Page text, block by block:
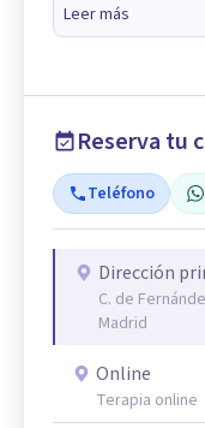
Leer más
Reserva tu
Teléfono
Dirección
C. de
Madrid
Online
Terapia online